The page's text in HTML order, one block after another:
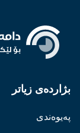
بژاردەی زیاتر
پەیوەندی